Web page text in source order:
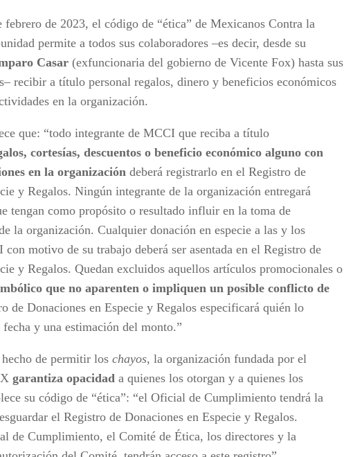
de 2023, el código de “ética” de Mexicanos Contra la
permite a todos sus colaboradores –es decir, desde su
Casar (exfuncionaria del gobierno de Vicente Fox) hasta sus
recibir a título personal regalos, dinero y beneficios económicos
en la organización.
que: “todo integrante de MCCI que reciba a título
cortesías, descuentos o beneficio económico alguno con
en la organización deberá registrarlo en el Registro de
y Regalos. Ningún integrante de la organización entregará
tengan como propósito o resultado influir en la toma de
la organización. Cualquier donación en especie a las y los
motivo de su trabajo deberá ser asentada en el Registro de
y Regalos. Quedan excluidos aquellos artículos promocionales o
que no aparenten o impliquen un posible conflicto de
de Donaciones en Especie y Regalos especificará quién lo
y una estimación del monto.”
de permitir los chayos, la organización fundada por el
garantiza opacidad a quienes los otorgan y a quienes los
su código de “ética”: “el Oficial de Cumplimiento tendrá la
el Registro de Donaciones en Especie y Regalos.
de Cumplimiento, el Comité de Ética, los directores y la